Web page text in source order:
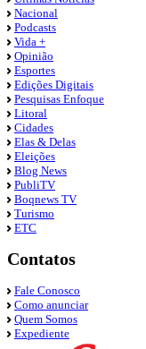
Nacional
Podcasts
Vida +
Opinião
Esportes
Edições Digitais
Pesquisas Enfoque
Litoral
Cidades
Elas & Delas
Eleições
Blog News
PubliTV
Boqnews TV
Turismo
ETC
Contatos
Fale Conosco
Como anunciar
Quem Somos
Expediente